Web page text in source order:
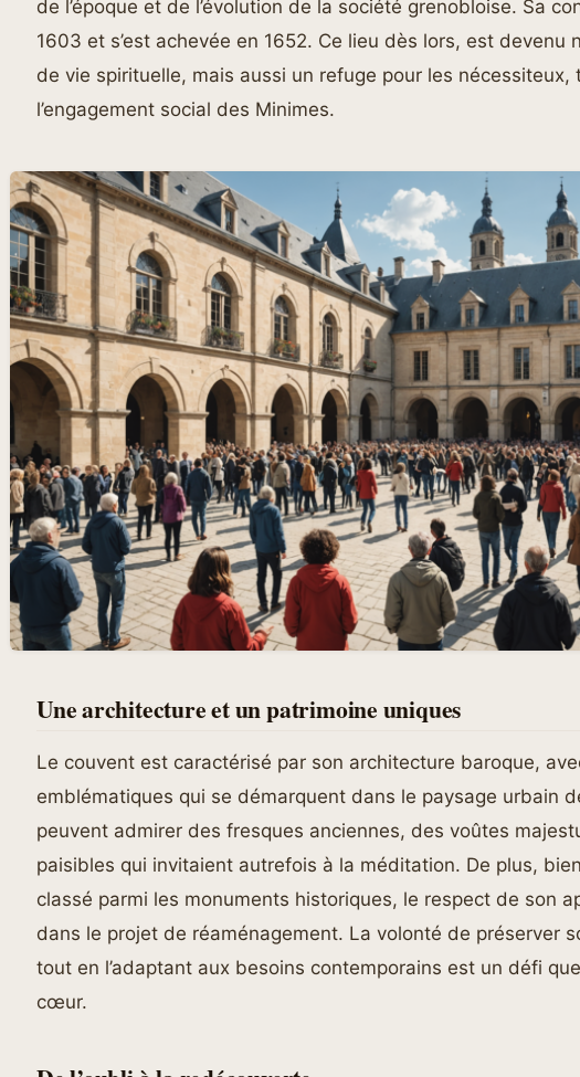
de l’époque et de l’évolution de la société grenobloise. Sa
1603 et s’est achevée en 1652. Ce lieu dès lors, est devenu
de vie spirituelle, mais aussi un refuge pour les nécessiteux,
l’engagement social des Minimes.
Une architecture et un patrimoine uniques
Le couvent est caractérisé par son architecture baroque,
emblématiques qui se démarquent dans le paysage urbain
peuvent admirer des fresques anciennes, des voûtes
paisibles qui invitaient autrefois à la méditation. De plus,
classé parmi les monuments historiques, le respect de son
dans le projet de réaménagement. La volonté de préserver
tout en l’adaptant aux besoins contemporains est un défi
cœur.